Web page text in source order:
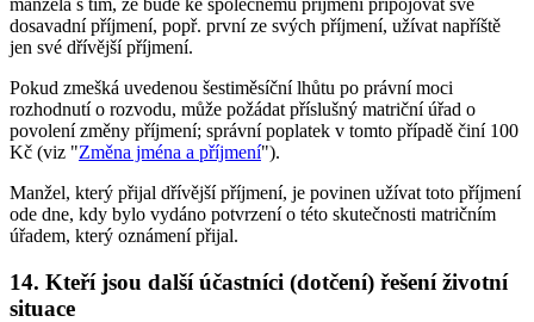
manžela s tím, že bude ke společnému příjmení připojovat své
dosavadní příjmení, popř. první ze svých příjmení, užívat napříště
jen své dřívější příjmení.
Pokud zmešká uvedenou šestiměsíční lhůtu po právní moci
rozhodnutí o rozvodu, může požádat příslušný matriční úřad o
povolení změny příjmení; správní poplatek v tomto případě činí 100
Kč (viz "Změna jména a příjmení").
Manžel, který přijal dřívější příjmení, je povinen užívat toto příjmení
ode dne, kdy bylo vydáno potvrzení o této skutečnosti matričním
úřadem, který oznámení přijal.
14. Kteří jsou další účastníci (dotčení) řešení životní
situace